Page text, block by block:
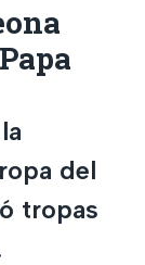
del
tropas